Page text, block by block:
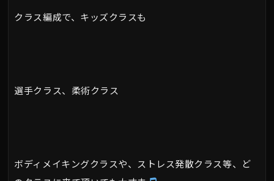
クラス編成で、キッズクラスも
選手クラス、柔術クラス
ボディメイキングクラスや、ストレス発散クラス等、ど